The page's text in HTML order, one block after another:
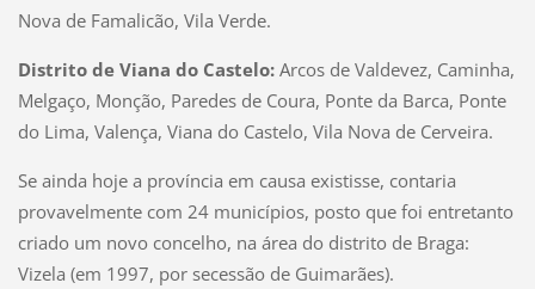
Nova de Famalicão, Vila Verde.
Distrito de Viana do Castelo:Arcos de Valdevez, Caminha,
Melgaço, Monção, Paredes de Coura, Ponte da Barca, Ponte
do Lima, Valença, Viana do Castelo, Vila Nova de Cerveira.
Se ainda hoje a província em causa existisse, contaria
provavelmente com 24 municípios, posto que foi entretanto
criado um novo concelho, na área do distrito de Braga:
Vizela (em 1997, por secessão de Guimarães).